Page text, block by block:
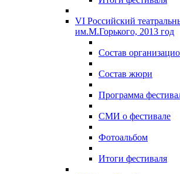
VI Российский
им.М.Горького, 2013 год
Состав
Состав жюри
Программа
СМИ о фестивале
Фотоальбом
Итоги фестиваля